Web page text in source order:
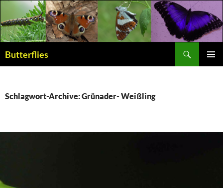
Butterflies
Schlagwort-Archive: Grünader- Weißling